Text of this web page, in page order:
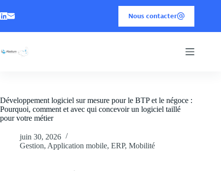
Nous contacter
Développement logiciel sur mesure pour le BTP et le négoce :
Pourquoi, comment et avec qui concevoir un logiciel taillé
pour votre métier
juin 30, 2026
Gestion, Application mobile, ERP, Mobilité